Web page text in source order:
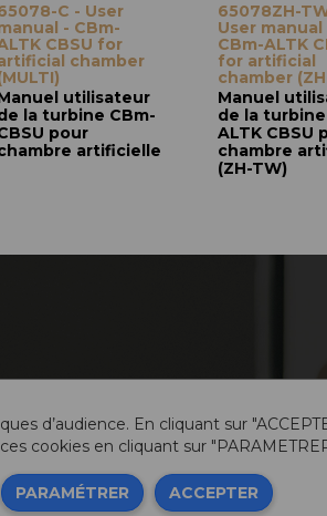
C - User
- CBm-
CBSU for
chamber
utilisateur
la turbine CBm-
pour
artificielle
65078ZH-
User manual
CBm-ALTK
for artificial
chamber
Manuel
de la turbine
ALTK CBSU
chambre
(ZH-TW)
d’audience. En cliquant sur
cookies en cliquant sur
PARAMÉTRER ACCEPTER